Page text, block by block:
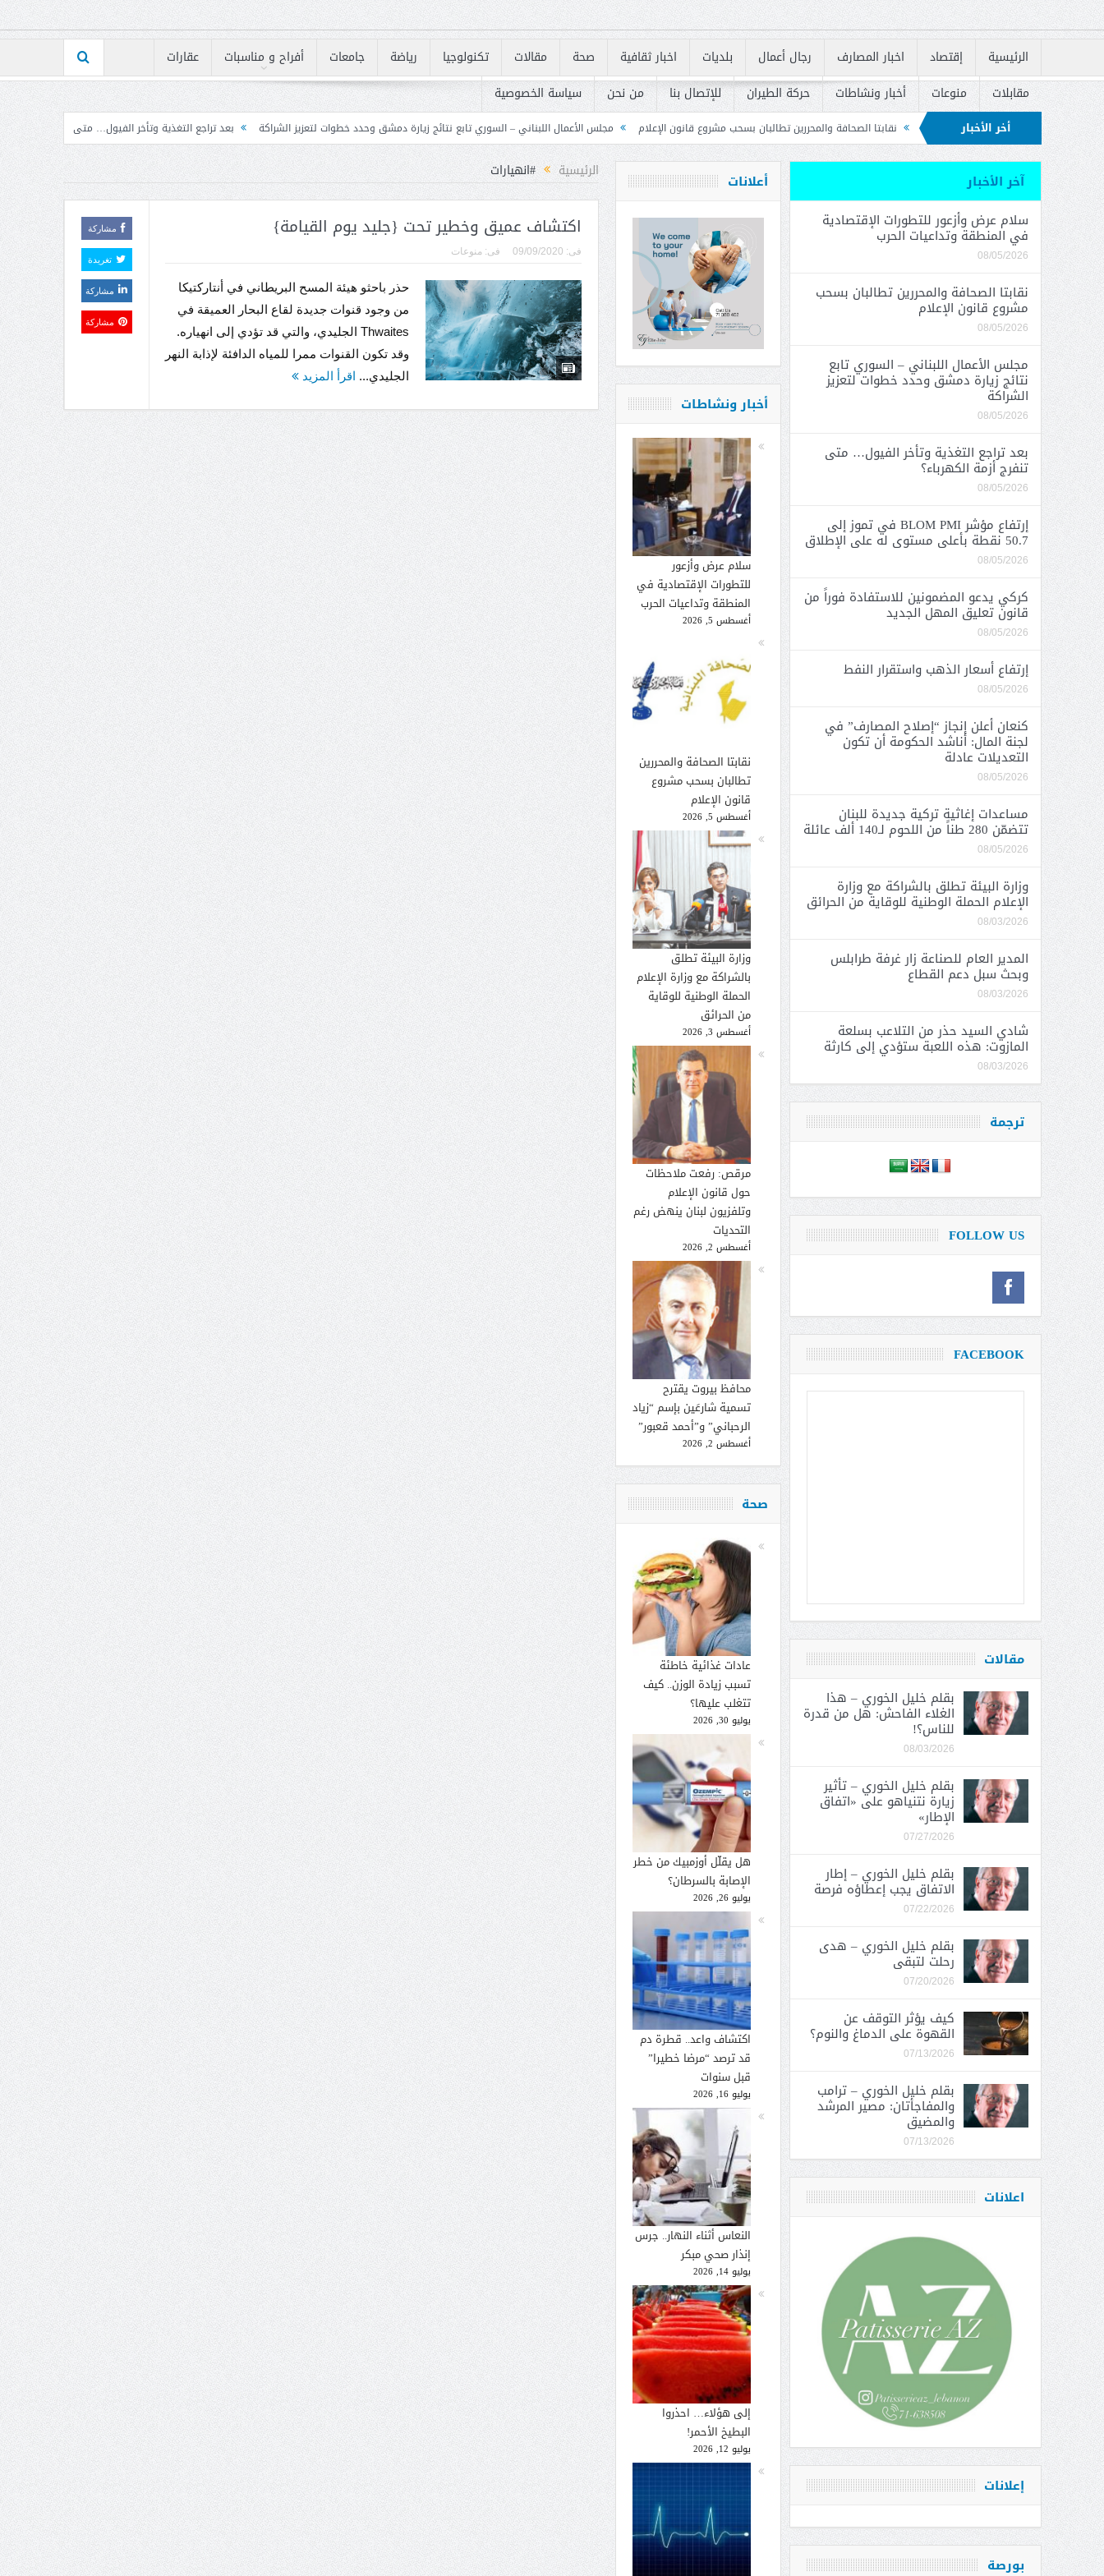
الرئيسية إقتصاد اخبار المصارف رجال أعمال بلديات اخبار ثقافية صحة مقالات تكنولوجيا رياضة جامعات أفراح و مناسبات
عقارات
مقابلات
منوعات أخبار ونشاطات حركة الطيران للإتصال بنا من نحن سياسة الخصوصية
أخر الأخبار الحرب نقابتا الصحافة والمحررين تطالبان بسحب مشروع قانون الإعلام مجلس الأعمال اللبناني – السوري تابع نتائج زيارة دمشق وحدد خطوات لتعزيز الشراكة بعد تراجع التغذية وتأخر الفيول… متى تنفرج أزمة الكهرباء؟
إرتفاع مؤشر BLOM PMI في تموز إلى 50.7 نقطة بأعلى مستوى له على الإطلاق
الوطنية للوقاية من الحرائق
الرئيسية #انهيارات
اكتشاف عميق وخطير تحت {جليد يوم القيامة}
فى: 09/09/2020 فى:منوعات
حذر باحثو هيئة المسح البريطاني في أنتاركتيكا
من وجود قنوات جديدة لقاع البحار العميقة في
Thwaites الجليدي، والتي قد تؤدي إلى انهياره.
وقد تكون القنوات ممرا للمياه الدافئة لإذابة النهر
الجليدي... اقرأ المزيد
مشاركة
تغريدة
مشاركة
مشاركة
أعلانات
أخبار ونشاطات
سلام عرض وأزعور
للتطورات الإقتصادية في
المنطقة وتداعيات الحرب
أغسطس 5, 2026
نقابتا الصحافة والمحررين
تطالبان بسحب مشروع
قانون الإعلام
أغسطس 5, 2026
وزارة البيئة تطلق
بالشراكة مع وزارة الإعلام
الحملة الوطنية للوقاية
من الحرائق
أغسطس 3, 2026
مرقص: رفعت ملاحظات
حول قانون الإعلام
وتلفزيون لبنان ينهض رغم
التحديات
أغسطس 2, 2026
محافظ بيروت يقترح
تسمية شارعَين بإسم “زياد
الرحباني” و”أحمد قعبور”
أغسطس 2, 2026
صحة
عادات غذائية خاطئة
تسبب زيادة الوزن.. كيف
تتغلب عليها؟
يوليو 30, 2026
هل يقلّل أوزمبيك من خطر
الإصابة بالسرطان؟
يوليو 26, 2026
اكتشاف واعد.. قطرة دم
قد ترصد “مرضا خطيرا”
قبل سنوات
يوليو 16, 2026
النعاس أثناء النهار.. جرس
إنذار صحي مبكر
يوليو 14, 2026
إلى هؤلاء… احذروا
البطيخ الأحمر!
يوليو 12, 2026
آخر الأخبار
سلام عرض وأزعور للتطورات الإقتصادية
في المنطقة وتداعيات الحرب
08/05/2026
نقابتا الصحافة والمحررين تطالبان بسحب
مشروع قانون الإعلام
08/05/2026
مجلس الأعمال اللبناني – السوري تابع
نتائج زيارة دمشق وحدد خطوات لتعزيز
الشراكة
08/05/2026
بعد تراجع التغذية وتأخر الفيول… متى
تنفرج أزمة الكهرباء؟
08/05/2026
إرتفاع مؤشر BLOM PMI في تموز إلى
50.7 نقطة بأعلى مستوى له على الإطلاق
08/05/2026
كركي يدعو المضمونين للاستفادة فوراً من
قانون تعليق المهل الجديد
08/05/2026
إرتفاع أسعار الذهب واستقرار النفط
08/05/2026
كنعان أعلن إنجاز “إصلاح المصارف” في
لجنة المال: أناشد الحكومة أن تكون
التعديلات عادلة
08/05/2026
مساعدات إغاثية تركية جديدة للبنان
تتضمّن 280 طناً من اللحوم لـ140 ألف عائلة
08/05/2026
وزارة البيئة تطلق بالشراكة مع وزارة
الإعلام الحملة الوطنية للوقاية من الحرائق
08/03/2026
المدير العام للصناعة زار غرفة طرابلس
وبحث سبل دعم القطاع
08/03/2026
شادي السيد حذر من التلاعب بسلعة
المازوت: هذه اللعبة ستؤدي إلى كارثة
08/03/2026
ترجمة
FOLLOW US
FACEBOOK
مقالات
بقلم خليل الخوري – هذا
الغلاء الفاحش: هل من قدرة
للناس؟!
08/03/2026
بقلم خليل الخوري – تأثير
زيارة نتنياهو على «اتفاق
الإطار»
07/27/2026
بقلم خليل الخوري – إطار
الاتفاق يجب إعطاؤه فرصة
07/22/2026
بقلم خليل الخوري – هدى
رحلت لتبقى
07/20/2026
كيف يؤثر التوقف عن
القهوة على الدماغ والنوم؟
07/13/2026
بقلم خليل الخوري – ترامب
والمفاجأتان: مصير المرشد
والمضيق
07/13/2026
اعلانات
إعلانات
بورصة